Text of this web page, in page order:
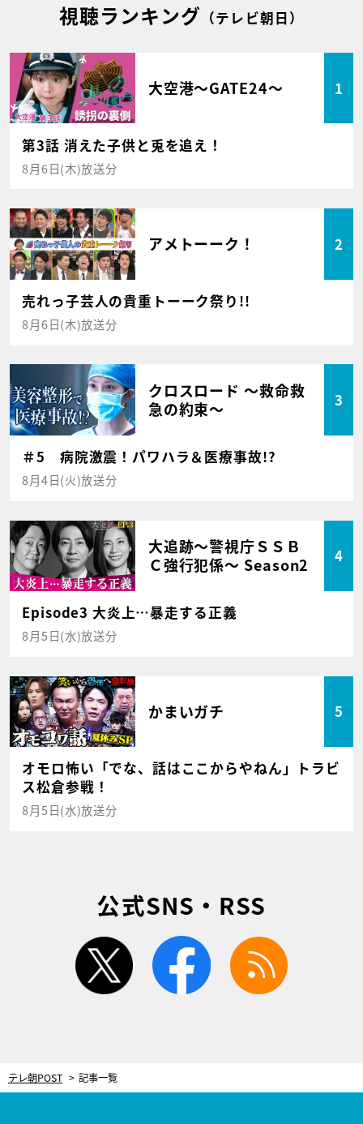
視聴ランキング （テレビ朝日）
大空港～GATE24～ 1
第3話 消えた子供と兎を追え！
8月6日(木)放送分
アメトーーク！ 2
売れっ子芸人の貴重トーーク祭り!!
8月6日(木)放送分
クロスロード ～救命救
急の約束～
3
＃5 病院激震！パワハラ＆医療事故!?
8月4日(火)放送分
大追跡～警視庁ＳＳＢ
Ｃ強行犯係～ Season2
4
Episode3 大炎上…暴走する正義
8月5日(水)放送分
かまいガチ 5
オモロ怖い「でな、話はここからやねん」トラビ
ス松倉参戦！
8月5日(水)放送分
公式SNS・RSS
twitter facebook
テレ朝POST 記事一覧